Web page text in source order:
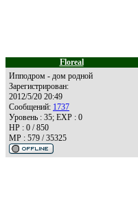
Floreal
Ипподром - дом родной
Зарегистрирован:
2012/5/20 20:49
Сообщений: 1737
Уровень : 35; EXP : 0
HP : 0 / 850
MP : 579 / 35325